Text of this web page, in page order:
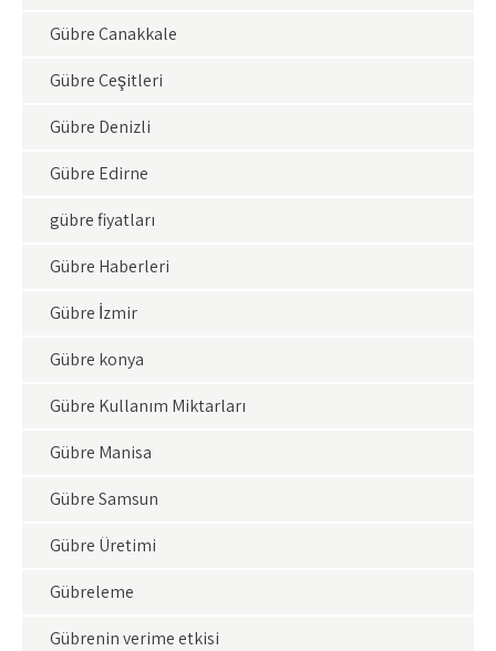
Gübre Çanakkale
Gübre Çeşitleri
Gübre Denizli
Gübre Edirne
gübre fiyatları
Gübre Haberleri
Gübre İzmir
Gübre konya
Gübre Kullanım Miktarları
Gübre Manisa
Gübre Samsun
Gübre Üretimi
Gübreleme
Gübrenin verime etkisi